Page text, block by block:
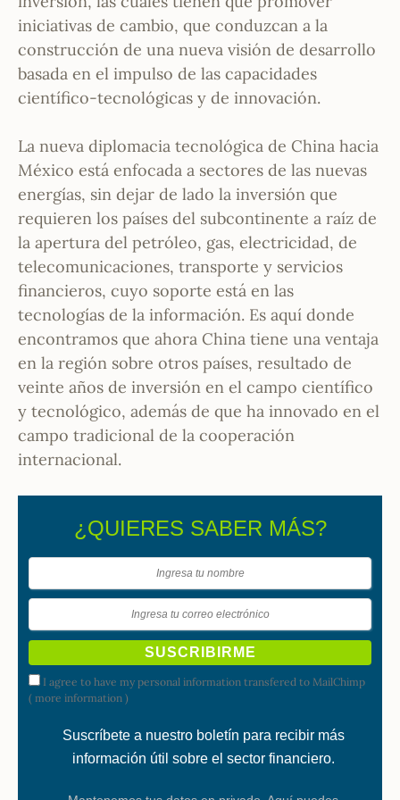
iniciativas de cambio, que conduzcan a la
construcción de una nueva visión de desarrollo
basada en el impulso de las capacidades
científico-tecnológicas y de innovación.
La nueva diplomacia tecnológica de China hacia
México está enfocada a sectores de las nuevas
energías, sin dejar de lado la inversión que
requieren los países del subcontinente a raíz de
la apertura del petróleo, gas, electricidad, de
telecomunicaciones, transporte y servicios
financieros, cuyo soporte está en las
tecnologías de la información. Es aquí donde
encontramos que ahora China tiene una ventaja
en la región sobre otros países, resultado de
veinte años de inversión en el campo científico
y tecnológico, además de que ha innovado en el
campo tradicional de la cooperación
internacional.
¿QUIERES SABER MÁS?
I agree to have my personal information transfered to MailChimp
(more information )
Suscríbete a nuestro boletín para recibir más
información útil sobre el sector financiero.